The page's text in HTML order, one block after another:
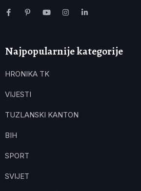
Najpopularnije kategorije
HRONIKA TK
VIJESTI
TUZLANSKI KANTON
BIH
SPORT
SVIJET